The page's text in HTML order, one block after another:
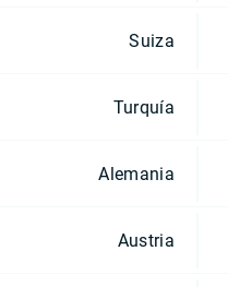
Suiza
Turquía
Alemania
Austria